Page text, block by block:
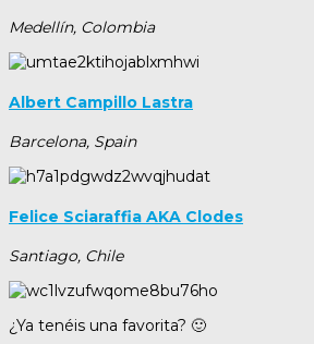
Medellín, Colombia
Albert Campillo Lastra
Barcelona, Spain
Felice Sciaraffia AKA Clodes
Santiago, Chile
¿Ya tenéis una favorita? 🙂